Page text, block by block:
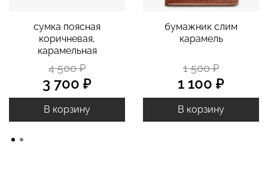
сумка поясная
коричневая,
карамельная
4 500 ₽
3 700 ₽
В корзину
бумажник слим
карамель
1 500 ₽
1 100 ₽
В корзину